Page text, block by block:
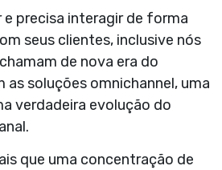
e precisa interagir de forma
seus clientes, inclusive nós
de nova era do
as soluções omnichannel, uma
verdadeira evolução do
que uma concentração de